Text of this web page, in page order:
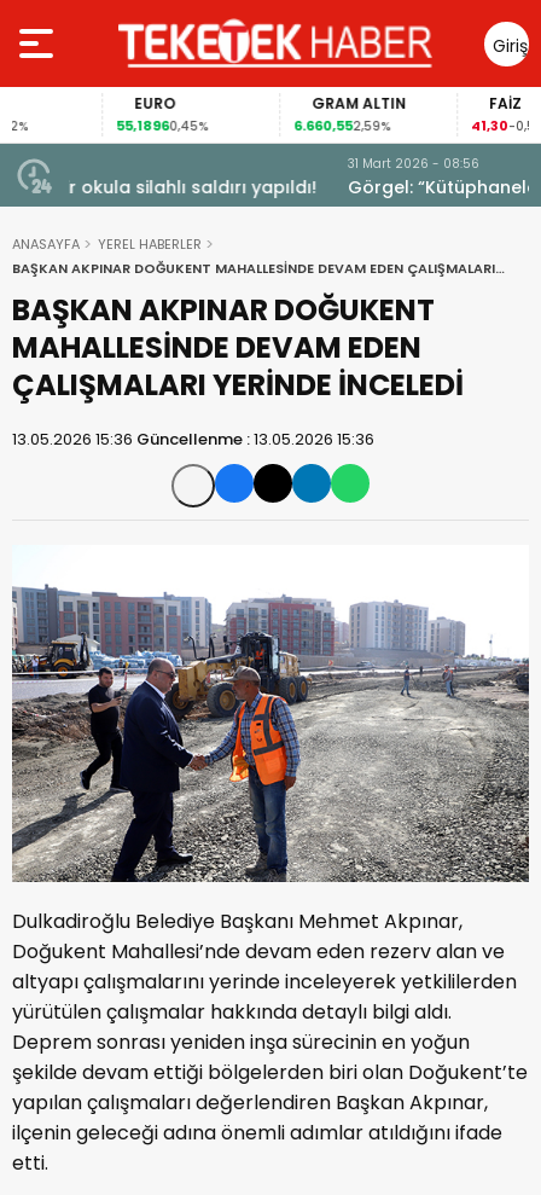
Giriş
Yap
55,18960,45%
GRAM ALTIN
6.660,552,59% -0,55%
Görgel: “Kütüphaneler Geleceğimizi Şekillendiriyor”
ANASAYFA
YEREL HABERLER
BAŞKAN AKPINAR DOĞUKENT MAHALLESİNDE DEVAM EDEN ÇALIŞMALARI
BAŞKAN AKPINAR DOĞUKENT
MAHALLESİNDE DEVAM EDEN
ÇALIŞMALARI YERİNDE İNCELEDİ
13.05.2026 15:36 Güncellenme :13.05.2026 15:36
Dulkadiroğlu Belediye Başkanı Mehmet Akpınar,
Doğukent Mahallesi’nde devam eden rezerv alan ve
altyapı çalışmalarını yerinde inceleyerek yetkililerden
yürütülen çalışmalar hakkında detaylı bilgi aldı.
Deprem sonrası yeniden inşa sürecinin en yoğun
şekilde devam ettiği bölgelerden biri olan Doğukent’te
yapılan çalışmaları değerlendiren Başkan Akpınar,
ilçenin geleceği adına önemli adımlar atıldığını ifade
etti.